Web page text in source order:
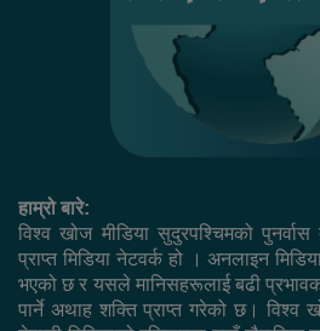
हाम्रो बारे:
विश्व खोज मीडिया सुदुरपश्चिमको
प्राप्त मिडिया नेटवर्क हो । अनलाइन
भएको छ र यसले मानिसहरूलाई बढी
पार्ने अथाह शक्ति प्राप्त गरेको छ। विश्व